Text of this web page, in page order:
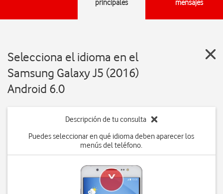
principales
mensajes
Selecciona el idioma en el
Samsung Galaxy J5 (2016)
Android 6.0
Descripción de tu consulta
Puedes seleccionar en qué idioma deben aparecer los
menús del teléfono.